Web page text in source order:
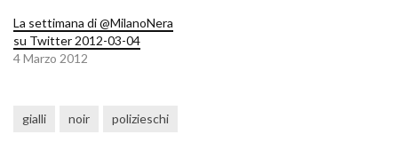
La settimana di @MilanoNera
su Twitter 2012-03-04
4 Marzo 2012
gialli noir polizieschi